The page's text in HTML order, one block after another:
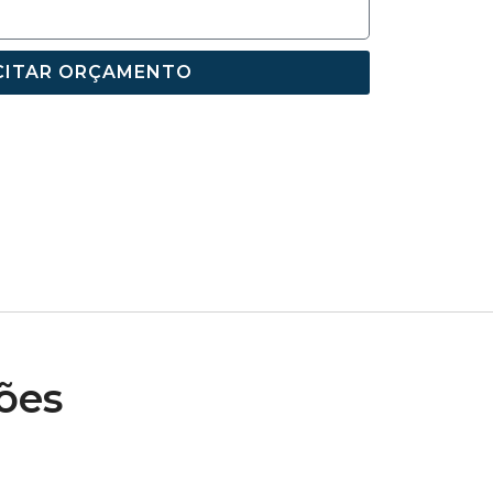
ORÇAMENTO